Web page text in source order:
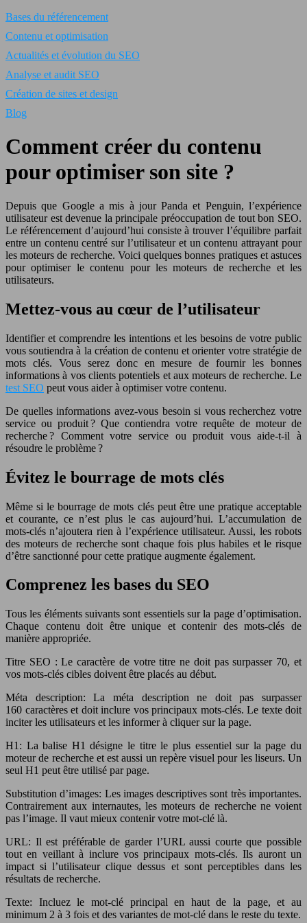
Bases du référencement
Contenu et optimisation
Actualités et évolution du SEO
Analyse et audit SEO
Création de sites et design
Blog
Comment créer du contenu
pour optimiser son site ?
Depuis que Google a mis à jour Panda et Penguin, l’expérience
utilisateur est devenue la principale préoccupation de tout bon SEO.
Le référencement d’aujourd’hui consiste à trouver l’équilibre parfait
entre un contenu centré sur l’utilisateur et un contenu attrayant pour
les moteurs de recherche. Voici quelques bonnes pratiques et astuces
pour optimiser le contenu pour les moteurs de recherche et les
utilisateurs.
Mettez-vous au cœur de l’utilisateur
Identifier et comprendre les intentions et les besoins de votre public
vous soutiendra à la création de contenu et orienter votre stratégie de
mots clés. Vous serez donc en mesure de fournir les bonnes
informations à vos clients potentiels et aux moteurs de recherche. Le
test SEO peut vous aider à optimiser votre contenu.
De quelles informations avez-vous besoin si vous recherchez votre
service ou produit ? Que contiendra votre requête de moteur de
recherche ? Comment votre service ou produit vous aide-t-il à
résoudre le problème ?
Évitez le bourrage de mots clés
Même si le bourrage de mots clés peut être une pratique acceptable
et courante, ce n’est plus le cas aujourd’hui. L’accumulation de
mots-clés n’ajoutera rien à l’expérience utilisateur. Aussi, les robots
des moteurs de recherche sont chaque fois plus habiles et le risque
d’être sanctionné pour cette pratique augmente également.
Comprenez les bases du SEO
Tous les éléments suivants sont essentiels sur la page d’optimisation.
Chaque contenu doit être unique et contenir des mots-clés de
manière appropriée.
Titre SEO : Le caractère de votre titre ne doit pas surpasser 70, et
vos mots-clés cibles doivent être placés au début.
Méta description: La méta description ne doit pas surpasser
160 caractères et doit inclure vos principaux mots-clés. Le texte doit
inciter les utilisateurs et les informer à cliquer sur la page.
H1: La balise H1 désigne le titre le plus essentiel sur la page du
moteur de recherche et est aussi un repère visuel pour les liseurs. Un
seul H1 peut être utilisé par page.
Substitution d’images: Les images descriptives sont très importantes.
Contrairement aux internautes, les moteurs de recherche ne voient
pas l’image. Il vaut mieux contenir votre mot-clé là.
URL: Il est préférable de garder l’URL aussi courte que possible
tout en veillant à inclure vos principaux mots-clés. Ils auront un
impact si l’utilisateur clique dessus et sont perceptibles dans les
résultats de recherche.
Texte: Incluez le mot-clé principal en haut de la page, et au
minimum 2 à 3 fois et des variantes de mot-clé dans le reste du texte.